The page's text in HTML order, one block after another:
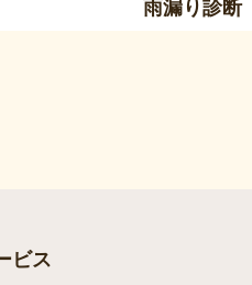
雨漏り診断
ビス